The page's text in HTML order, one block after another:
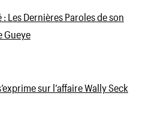
: Les Dernières Paroles de son
Gueye
sur l’affaire Wally Seck